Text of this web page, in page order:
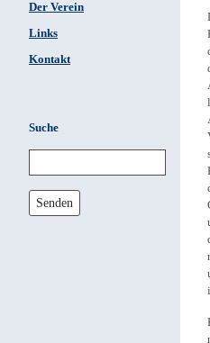
Der Verein
Links
Kontakt
Suche
Senden